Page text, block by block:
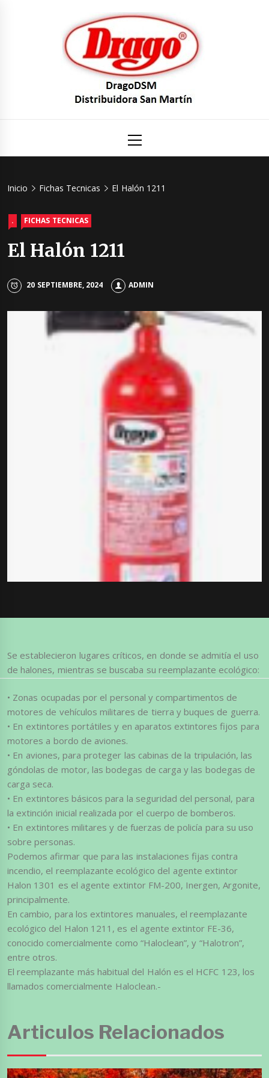
San
principal
Inicio Fichas Tecnicas El Halón 1211
. FICHAS TECNICAS
El Halón 1211
20 SEPTIEMBRE, 2024 ADMIN
Se establecieron lugares críticos, en donde se admitía el uso
de halones, mientras se buscaba su reemplazante ecológico:
• Zonas ocupadas por el personal y compartimentos de
motores de vehículos militares de tierra y buques de guerra.
• En extintores portátiles y en aparatos extintores fijos para
motores a bordo de aviones.
• En aviones, para proteger las cabinas de la tripulación, las
góndolas de motor, las bodegas de carga y las bodegas de
carga seca.
• En extintores básicos para la seguridad del personal, para
la extinción inicial realizada por el cuerpo de bomberos.
• En extintores militares y de fuerzas de policía para su uso
sobre personas.
Podemos afirmar que para las instalaciones fijas contra
incendio, el reemplazante ecológico del agente extintor
Halon 1301 es el agente extintor FM-200, Inergen, Argonite,
principalmente.
En cambio, para los extintores manuales, el reemplazante
ecológico del Halon 1211, es el agente extintor FE-36,
conocido comercialmente como “Haloclean”, y “Halotron”,
entre otros.
El reemplazante más habitual del Halón es el HCFC 123, los
llamados comercialmente Haloclean.-
Articulos Relacionados